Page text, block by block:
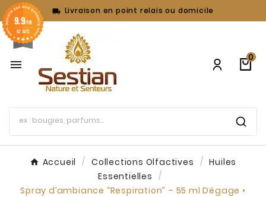
 Livraison en point relais ou domicile

0
Accueil Collections Olfactives
Huiles
Essentielles
Spray d’ambiance “Respiration” – 55 ml Dégage •
9.9/10
62 AVIS